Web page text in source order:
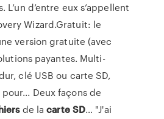
d’entre eux s’appellent
Wizard.Gratuit: le
version gratuite (avec
payantes. Multi-
clé USB ou carte SD,
Deux façons de
de lacarte SD… "J'ai